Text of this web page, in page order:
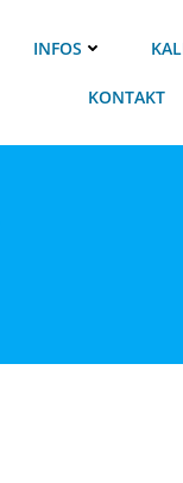
INFOS
KONTAKT